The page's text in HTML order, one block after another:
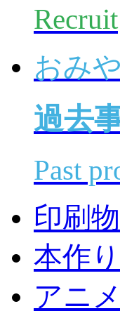
Recruit
おみ
過去
Past
印刷
本作り
アニ